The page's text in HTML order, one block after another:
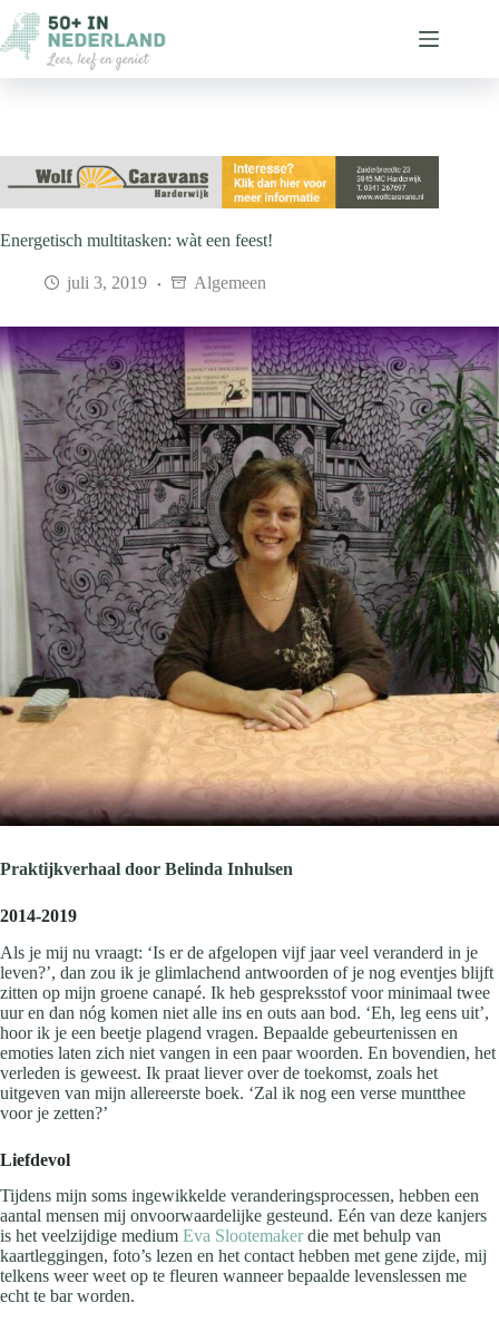
naar
de
inhoud
Energetisch multitasken: wàt een feest!
juli 3, 2019 Algemeen
Praktijkverhaal door Belinda Inhulsen
2014-2019
Als je mij nu vraagt: ‘Is er de afgelopen vijf jaar veel veranderd in je
leven?’, dan zou ik je glimlachend antwoorden of je nog eventjes blijft
zitten op mijn groene canapé. Ik heb gespreksstof voor minimaal twee
uur en dan nóg komen niet alle ins en outs aan bod. ‘Eh, leg eens uit’,
hoor ik je een beetje plagend vragen. Bepaalde gebeurtenissen en
emoties laten zich niet vangen in een paar woorden. En bovendien, het
verleden is geweest. Ik praat liever over de toekomst, zoals het
uitgeven van mijn allereerste boek. ‘Zal ik nog een verse muntthee
voor je zetten?’
Liefdevol
Tijdens mijn soms ingewikkelde veranderingsprocessen, hebben een
aantal mensen mij onvoorwaardelijke gesteund. Eén van deze kanjers
is het veelzijdige medium Eva Slootemakerdie met behulp van
kaartleggingen, foto’s lezen en het contact hebben met gene zijde, mij
telkens weer weet op te fleuren wanneer bepaalde levenslessen me
echt te bar worden.